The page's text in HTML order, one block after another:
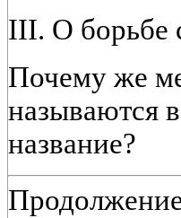
III. О борьбе
Почему же
называются
название?